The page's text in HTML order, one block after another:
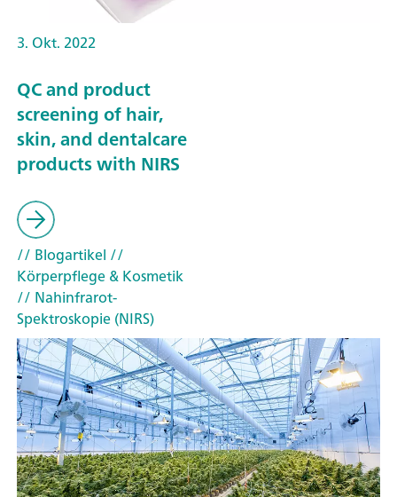
3. Okt. 2022
QC and product
screening of hair,
skin, and dentalcare
products with NIRS
// Blogartikel //
Körperpflege & Kosmetik
// Nahinfrarot-
Spektroskopie (NIRS)